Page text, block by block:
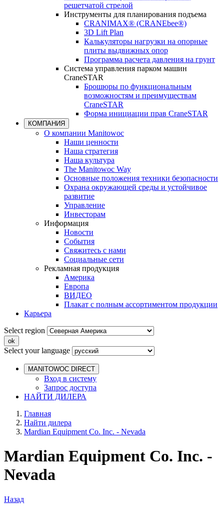
решетчатой стрелой
Инструменты для планирования подъема
CRANIMAX® (CRANEbee®)
3D Lift Plan
Калькуляторы нагрузки на опорные
плиты выдвижных опор
Программа расчета давления на грунт
Система управления парком машин
CraneSTAR
Брошюры по функциональным
возможностям и преимуществам
CraneSTAR
Форма инициации прав CraneSTAR
КОМПАНИЯ
О компании Manitowoc
Наши ценности
Наша стратегия
Наша культура
The Manitowoc Way
Основные положения техники безопасности
Охрана окружающей среды и устойчивое
развитие
Управление
Инвесторам
Информация
Новости
События
Свяжитесь с нами
Социальные сети
Рекламная продукция
Америка
Европа
ВИДЕО
Плакат с полным ассортиментом продукции
Карьера
Select region
Select your language
MANITOWOC DIRECT
Вход в систему
Запрос доступа
НАЙТИ ДИЛЕРА
Главная
Найти дилера
Mardian Equipment Co. Inc. - Nevada
Mardian Equipment Co. Inc. -
Nevada
Назад